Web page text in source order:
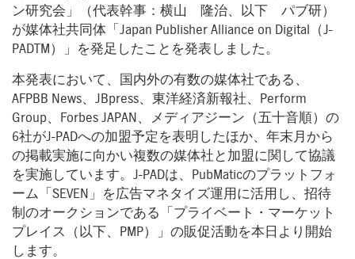
ン研究会」（代表幹事：横山 隆治、以下 パブ研）
が媒体社共同体「Japan Publisher Alliance on Digital（J-
PADTM）」を発足したことを発表しました。
本発表において、国内外の有数の媒体社である、
AFPBB News、JBpress、東洋経済新報社、Perform
Group、Forbes JAPAN、メディアジーン（五十音順）の
6社がJ-PADへの加盟予定を表明したほか、年末月から
の掲載実施に向かい複数の媒体社と加盟に関して協議
を実施しています。J-PADは、PubMaticのプラットフォ
ーム「SEVEN」を広告マネタイズ運用に活用し、招待
制のオークションである「プライベート・マーケット
プレイス（以下、PMP）」の販促活動を本日より開始
します。